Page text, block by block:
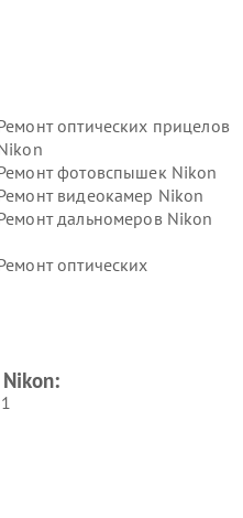
оптических прицелов
фотовспышек Nikon
видеокамер Nikon
дальномеров Nikon
оптических